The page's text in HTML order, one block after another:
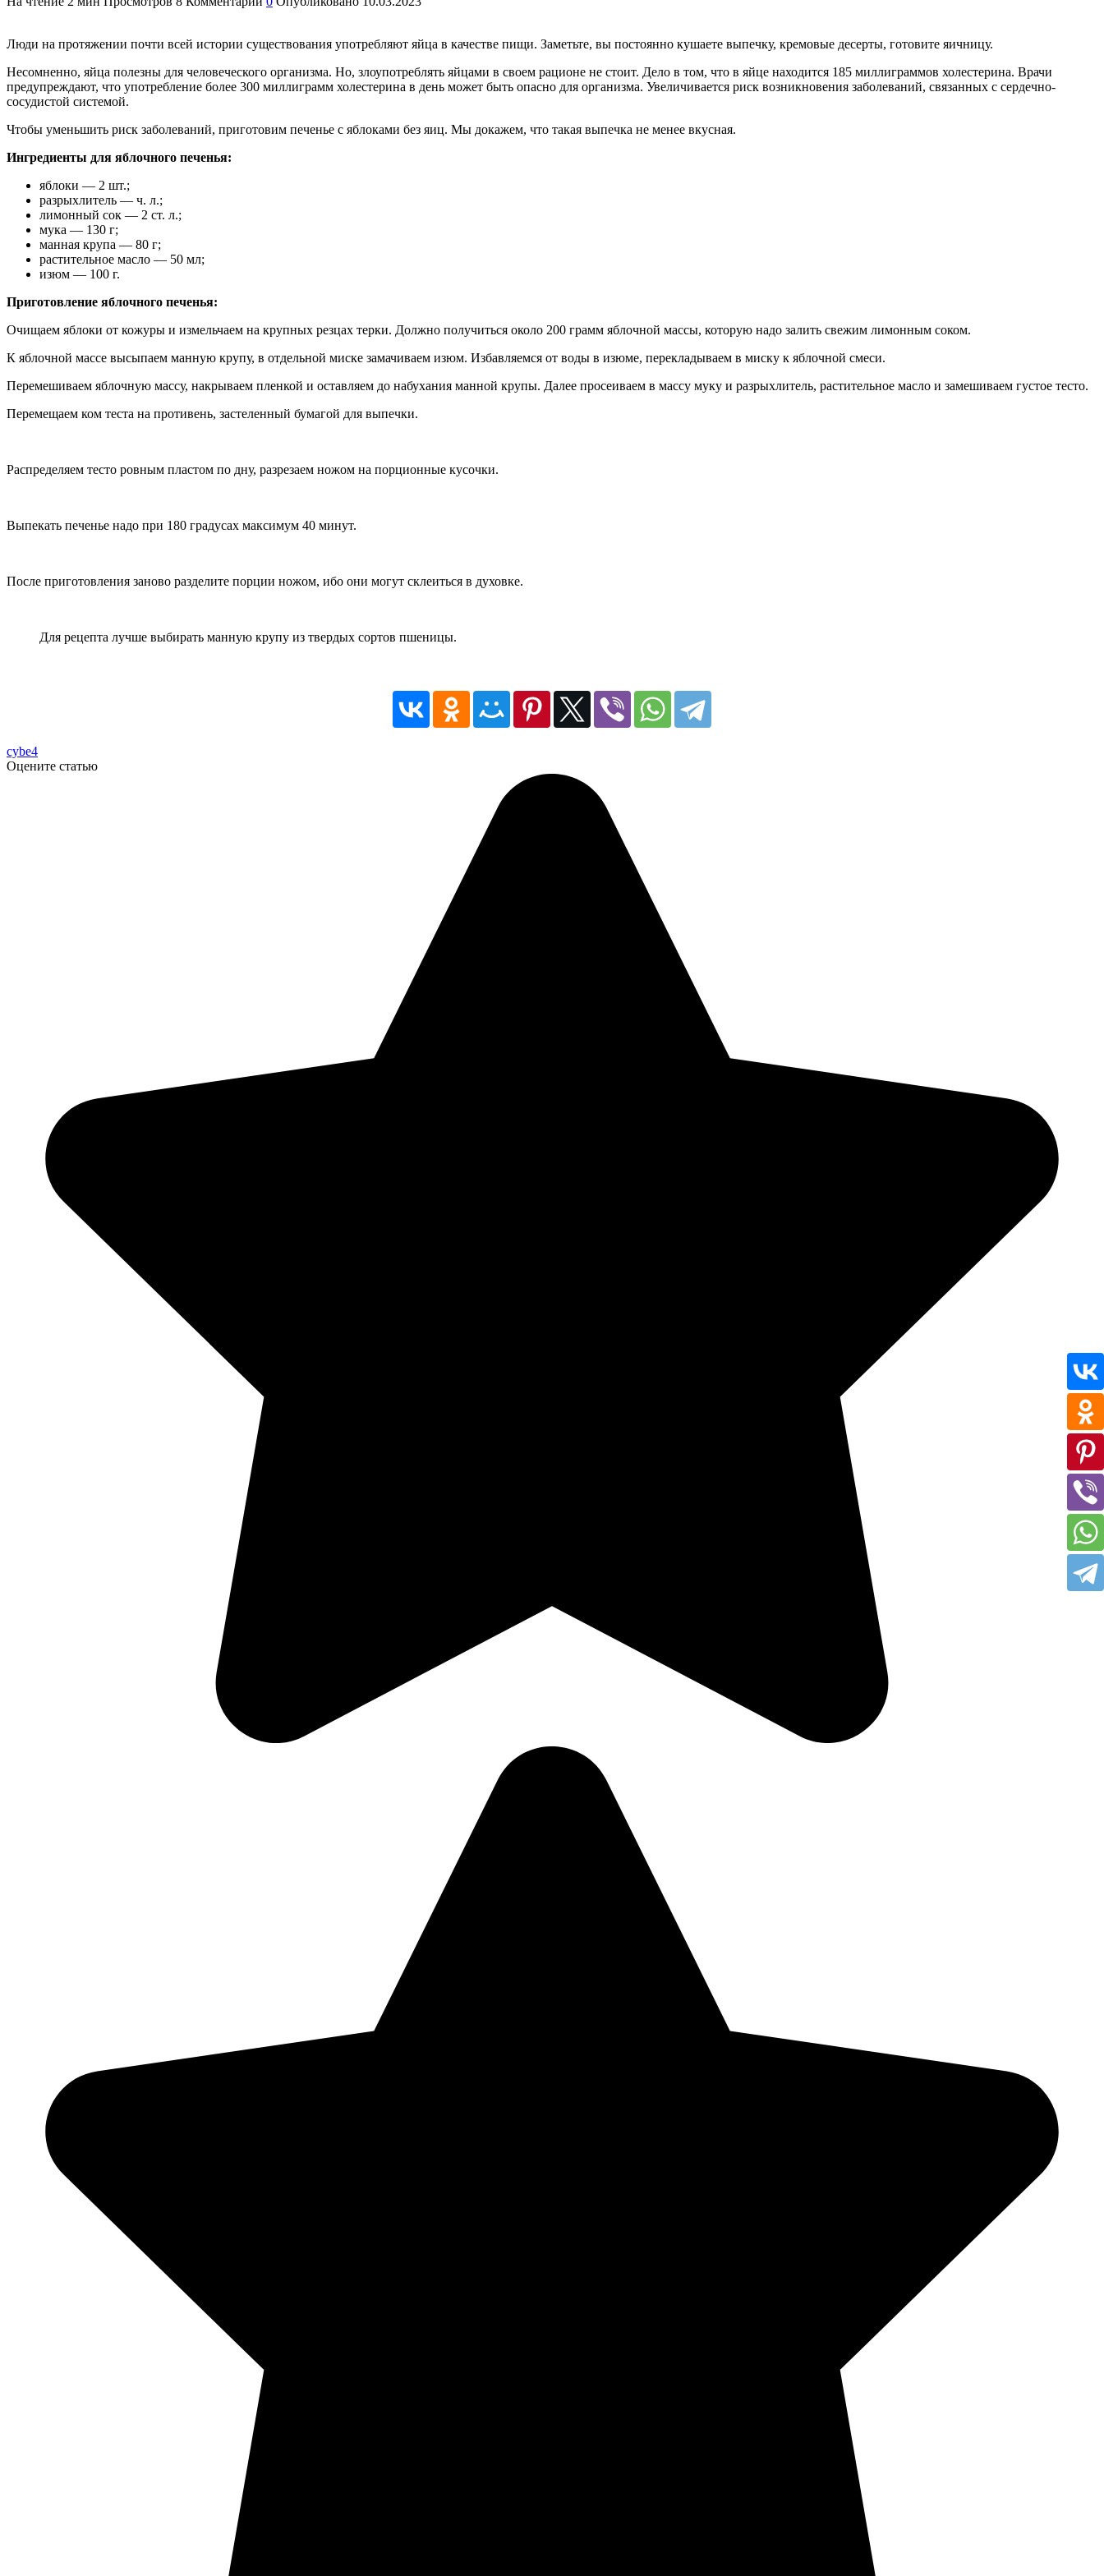
Люди на протяжении почти всей истории существования употребляют яйца в качестве пищи. Заметьте, вы постоянно кушаете выпечку, кремовые десерты, готовите яичницу.
Несомненно, яйца полезны для человеческого организма. Но, злоупотреблять яйцами в своем рационе не стоит. Дело в том, что в яйце находится 185 миллиграммов холестерина. Врачи
предупреждают, что употребление более 300 миллиграмм холестерина в день может быть опасно для организма. Увеличивается риск возникновения заболеваний, связанных с сердечно-
сосудистой системой.
Чтобы уменьшить риск заболеваний, приготовим печенье с яблоками без яиц. Мы докажем, что такая выпечка не менее вкусная.
Ингредиенты для яблочного печенья:
яблоки — 2 шт.;
разрыхлитель — ч. л.;
лимонный сок — 2 ст. л.;
мука — 130 г;
манная крупа — 80 г;
растительное масло — 50 мл;
изюм — 100 г.
Приготовление яблочного печенья:
Очищаем яблоки от кожуры и измельчаем на крупных резцах терки. Должно получиться около 200 грамм яблочной массы, которую надо залить свежим лимонным соком.
К яблочной массе высыпаем манную крупу, в отдельной миске замачиваем изюм. Избавляемся от воды в изюме, перекладываем в миску к яблочной смеси.
Перемешиваем яблочную массу, накрываем пленкой и оставляем до набухания манной крупы. Далее просеиваем в массу муку и разрыхлитель, растительное масло и замешиваем густое тесто.
Перемещаем ком теста на противень, застеленный бумагой для выпечки.
Распределяем тесто ровным пластом по дну, разрезаем ножом на порционные кусочки.
Выпекать печенье надо при 180 градусах максимум 40 минут.
После приготовления заново разделите порции ножом, ибо они могут склеиться в духовке.
Для рецепта лучше выбирать манную крупу из твердых сортов пшеницы.
cybe4
Оцените статью